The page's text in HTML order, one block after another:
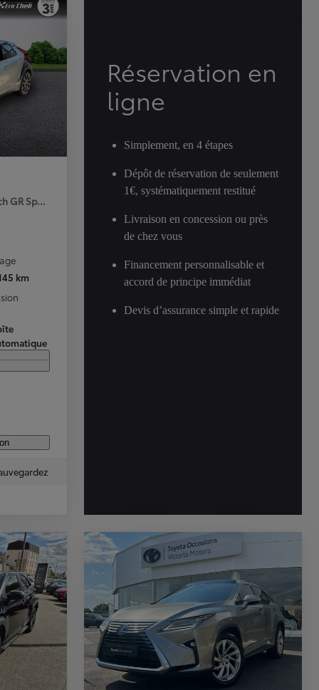
GR Sport Premiere MY25
km
Réservation en
ligne
Simplement, en 4 étapes
Dépôt de réservation de seulement
1€, systématiquement restitué
Livraison en concession ou près
de chez vous
Financement personnalisable et
accord de principe immédiat
Devis d’assurance simple et rapide